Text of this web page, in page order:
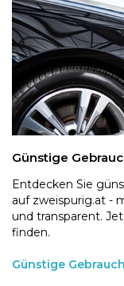
Günstige
Entdecken Sie
auf zweispurig.at -
und transparent.
finden.
Günstige